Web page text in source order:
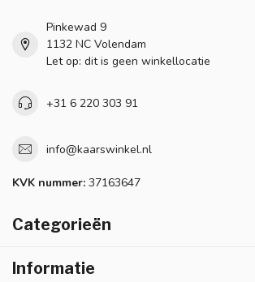
Pinkewad 9
1132 NC Volendam
Let op: dit is geen winkellocatie
+31 6 220 303 91
info@kaarswinkel.nl
KVK nummer: 37163647
Categorieën
Informatie